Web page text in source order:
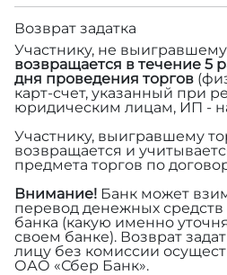
Возврат задатка
Участнику, не выигравшему
возвращается в течение 5
дня проведения торгов
карт-счет, указанный при
юридическим лицам, ИП -
Участнику, выигравшему
возвращается и
предмета торгов по
Внимание! Банк может
перевод денежных средств
банка (какую именно
своем банке). Возврат
лицу без комиссии
ОАО «Сбер Банк».